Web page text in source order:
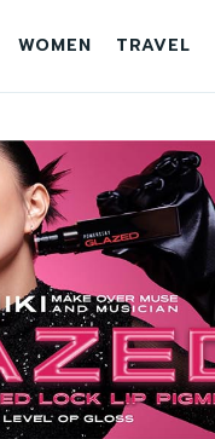
WOMEN TRAVEL